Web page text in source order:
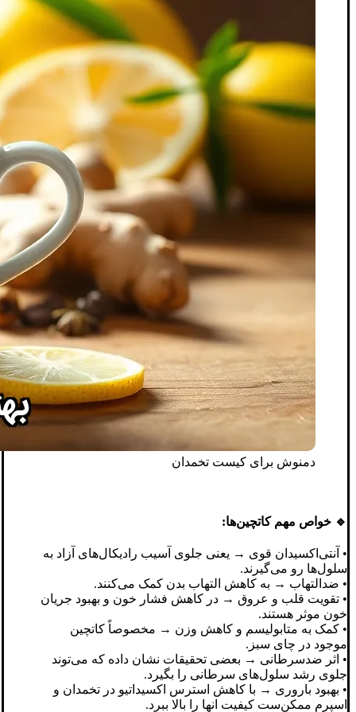
دمنوش برای کیست تخمدان
🔹 خواص مهم کاتچین‌ها:
• آنتی‌اکسیدان قوی → یعنی جلوی آسیب رادیکال‌های آزاد به
سلول‌ها رو می‌گیرند.
• ضدالتهاب → به کاهش التهاب بدن کمک می‌کنند.
• تقویت قلب و عروق → در کاهش فشار خون و بهبود جریان
خون موثر هستند.
• کمک به متابولیسم و کاهش وزن → مخصوصاً کاتچین
موجود در چای سبز.
• اثر ضدسرطانی → بعضی تحقیقات نشان داده که می‌توند
جلوی رشد سلول‌های سرطانی را بگیرد.
• بهبود باروری → با کاهش استرس اکسیداتیو در تخمدان و
اسپرم ممکن‌ست کیفیت انها را بالا ببرد.